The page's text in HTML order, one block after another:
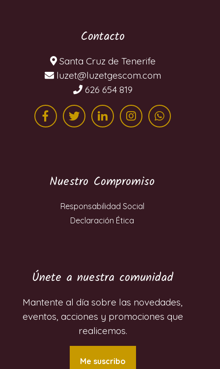
Contacto
Santa Cruz de Tenerife
moc.mocsegtezul@tezul
626 654 819
Nuestro Compromiso
Responsabilidad Social
Declaración Ética
Únete a nuestra comunidad
Mantente al día sobre las novedades,
eventos, acciones y promociones que
realicemos.
Me suscribo